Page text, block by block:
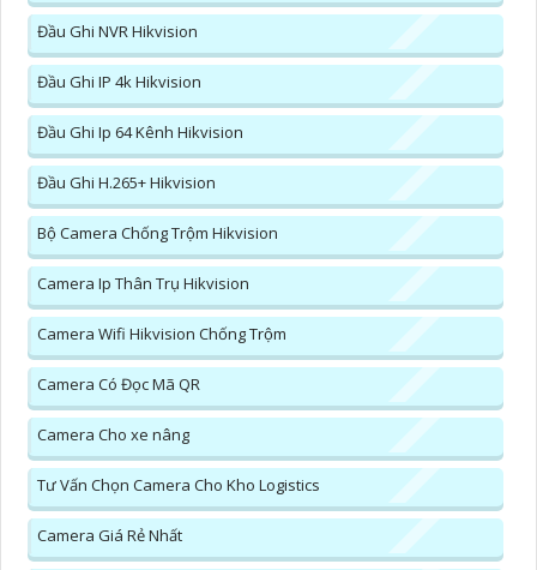
Đầu Ghi NVR Hikvision
Đầu Ghi IP 4k Hikvision
Đầu Ghi Ip 64 Kênh Hikvision
Đầu Ghi H.265+ Hikvision
Bộ Camera Chống Trộm Hikvision
Camera Ip Thân Trụ Hikvision
Camera Wifi Hikvision Chống Trộm
Camera Có Đọc Mã QR
Camera Cho xe nâng
Tư Vấn Chọn Camera Cho Kho Logistics
Camera Giá Rẻ Nhất